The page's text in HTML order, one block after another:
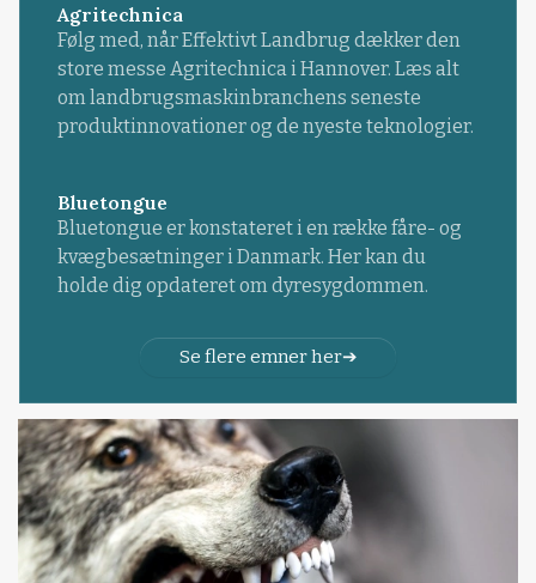
Agritechnica
Følg med, når Effektivt Landbrug dækker den
store messe Agritechnica i Hannover. Læs alt
om landbrugsmaskinbranchens seneste
produktinnovationer og de nyeste teknologier.
Bluetongue
Bluetongue er konstateret i en række fåre- og
kvægbesætninger i Danmark. Her kan du
holde dig opdateret om dyresygdommen.
Se flere emner her